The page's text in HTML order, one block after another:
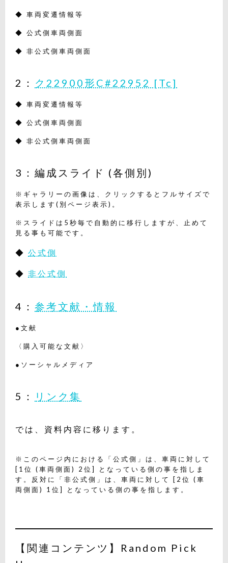
◆ 車両変遷情報等
◆ 公式側車両側面
◆ 非公式側車両側面
2： ク22900形C#22952 [Tc]
◆ 車両変遷情報等
◆ 公式側車両側面
◆ 非公式側車両側面
3：編成スライド (各側別)
※ギャラリーの画像は、クリックするとフルサイズで
表示します(別ページ表示)。
※スライドは5秒毎で自動的に移行しますが、止めて
見る事も可能です。
◆ 公式側
◆ 非公式側
4： 参考文献・情報
●文献
〈購入可能な文献〉
●ソーシャルメディア
5： リンク集
では、資料内容に移ります。
※このページ内における「公式側」は、車両に対して
[1位 (車両側面) 2位] となっている側の事を指しま
す。反対に「非公式側」は、車両に対して [2位 (車
両側面) 1位] となっている側の事を指します。
【関連コンテンツ】Random Pick